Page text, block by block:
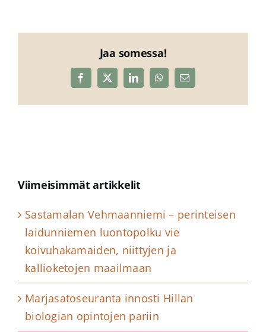
Jaa somessa!
Facebook
X LinkedInWhatsAppSähköposti
Viimeisimmät artikkelit
Sastamalan Vehmaanniemi – perinteisen
laidunniemen luontopolku vie
koivuhakamaiden, niittyjen ja
kallioketojen maailmaan
Marjasatoseuranta innosti Hillan
biologian opintojen pariin